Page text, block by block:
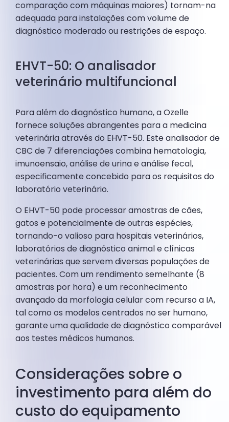
comparação com máquinas maiores) tornam-na
adequada para instalações com volume de
diagnóstico moderado ou restrições de espaço.
EHVT-50: O analisador
veterinário multifuncional
Para além do diagnóstico humano, a Ozelle
fornece soluções abrangentes para a medicina
veterinária através do EHVT-50. Este analisador de
CBC de 7 diferenciações combina hematologia,
imunoensaio, análise de urina e análise fecal,
especificamente concebido para os requisitos do
laboratório veterinário.
O EHVT-50 pode processar amostras de cães,
gatos e potencialmente de outras espécies,
tornando-o valioso para hospitais veterinários,
laboratórios de diagnóstico animal e clínicas
veterinárias que servem diversas populações de
pacientes. Com um rendimento semelhante (8
amostras por hora) e um reconhecimento
avançado da morfologia celular com recurso a IA,
tal como os modelos centrados no ser humano,
garante uma qualidade de diagnóstico comparável
aos testes médicos humanos.
Considerações sobre o
investimento para além do
custo do equipamento